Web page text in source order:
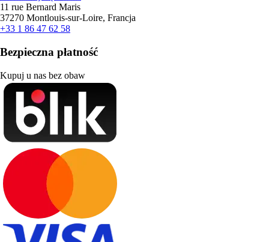
11 rue Bernard Maris
37270 Montlouis-sur-Loire, Francja
+33 1 86 47 62 58
Bezpieczna płatność
Kupuj u nas bez obaw